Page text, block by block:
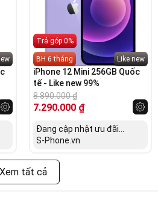
Trả góp 0%
BH 6 tháng Like new
iPhone 12 Mini 256GB Quốc
tế - Like new 99%
8.890.000₫
7.290.000 ₫
Đang cập nhật ưu đãi...
S-Phone.vn
Xem tất cả